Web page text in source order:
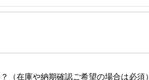
（在庫や納期確認ご希望の場合は必須）